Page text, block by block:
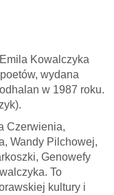
Kowalczyka
wydana
w 1987 roku.
Czerwienia,
Wandy Pilchowej,
Genowefy
To
kultury i